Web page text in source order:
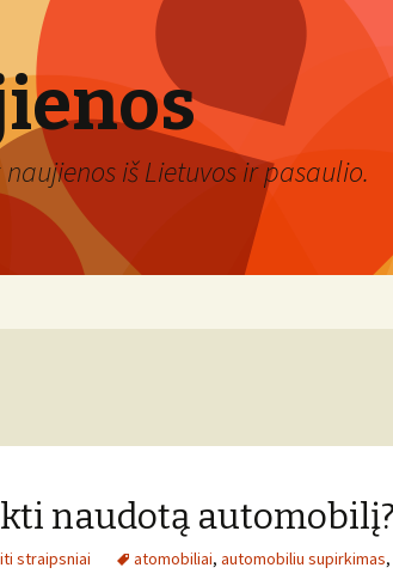
iš Lietuvos ir pasaulio.
naudotą automobilį?
straipsniai atomobiliai, automobiliu supirkimas,